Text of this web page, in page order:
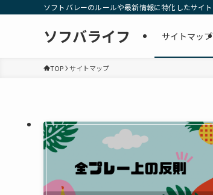
ソフトバレーのルールや最新情報に特化したサイト
ソフバライフ サイトマップ
TOP サイトマップ